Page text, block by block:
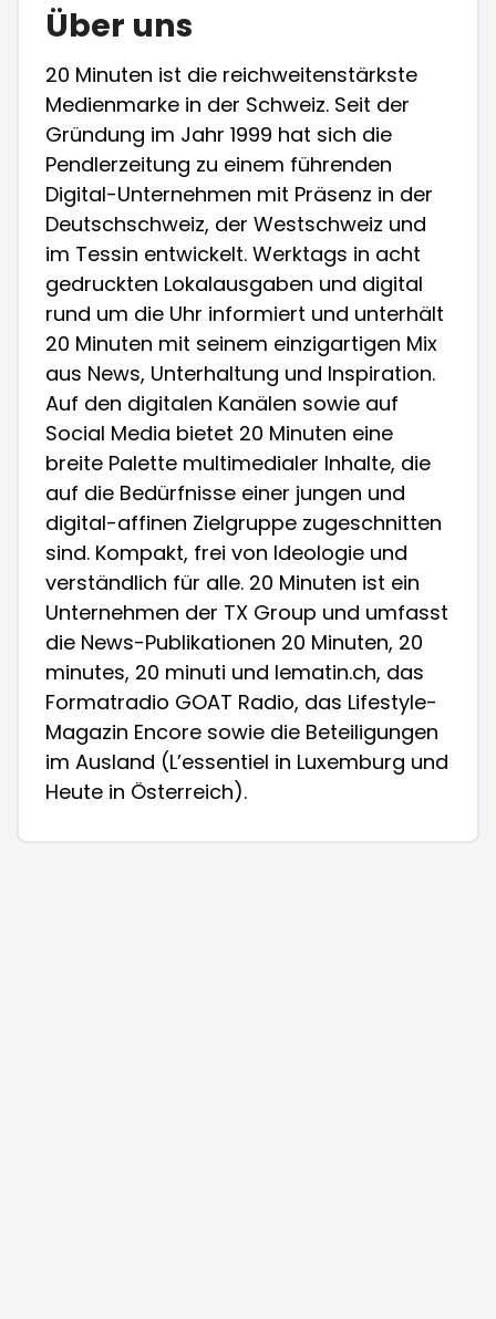
Über uns
20 Minuten ist die reichweitenstärkste
Medienmarke in der Schweiz. Seit der
Gründung im Jahr 1999 hat sich die
Pendlerzeitung zu einem führenden
Digital-Unternehmen mit Präsenz in der
Deutschschweiz, der Westschweiz und
im Tessin entwickelt. Werktags in acht
gedruckten Lokalausgaben und digital
rund um die Uhr informiert und unterhält
20 Minuten mit seinem einzigartigen Mix
aus News, Unterhaltung und Inspiration.
Auf den digitalen Kanälen sowie auf
Social Media bietet 20 Minuten eine
breite Palette multimedialer Inhalte, die
auf die Bedürfnisse einer jungen und
digital-affinen Zielgruppe zugeschnitten
sind. Kompakt, frei von Ideologie und
verständlich für alle. 20 Minuten ist ein
Unternehmen der TX Group und umfasst
die News-Publikationen 20 Minuten, 20
minutes, 20 minuti und lematin.ch, das
Formatradio GOAT Radio, das Lifestyle-
Magazin Encore sowie die Beteiligungen
im Ausland (L’essentiel in Luxemburg und
Heute in Österreich).